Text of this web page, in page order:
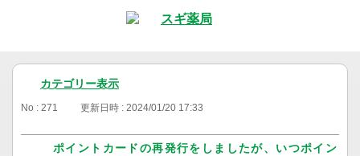
カテゴリー表示
No : 271 更新日時 : 2024/01/20 17:33
ポイントカードの再発行をしましたが、いつポイン